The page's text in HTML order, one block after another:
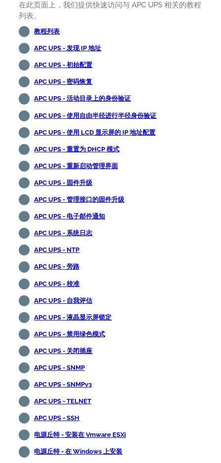
在此页面上，我们提供快速访问与 APC UPS 相关的教程
列表。
教程列表
APC UPS - 发现 IP 地址
APC UPS - 初始配置
APC UPS - 密码恢复
APC UPS - 活动目录上的身份验证
APC UPS - 使用自由半径进行半径身份验证
APC UPS - 使用 LCD 显示屏的 IP 地址配置
APC UPS - 重置为 DHCP 模式
APC UPS - 重新启动管理界面
APC UPS - 固件升级
APC UPS - 管理接口的固件升级
APC UPS - 电子邮件通知
APC UPS - 系统日志
APC UPS - NTP
APC UPS - 旁路
APC UPS - 校准
APC UPS - 自我评估
APC UPS - 液晶显示屏锁定
APC UPS - 禁用绿色模式
APC UPS - 关闭插座
APC UPS - SNMP
APC UPS - SNMPv3
APC UPS - TELNET
APC UPS - SSH
电源丘特 - 安装在 Vmware ESXi
电源丘特 - 在 Windows 上安装